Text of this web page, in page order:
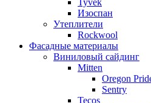
Tyvek
Изоспан
Утеплители
Rockwool
Фасадные материалы
Виниловый сайдинг
Mitten
Oregon
Sentry
Tecos